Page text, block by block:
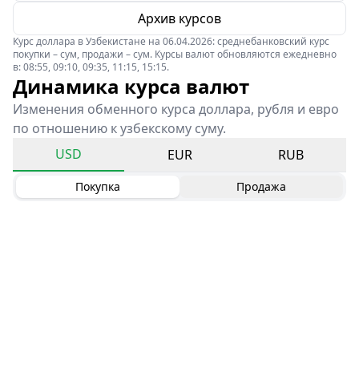
Архив курсов
Курс доллара в Узбекистане на 06.04.2026: среднебанковский курс
покупки – сум, продажи – сум. Курсы валют обновляются ежедневно
в: 08:55, 09:10, 09:35, 11:15, 15:15.
Динамика курса валют
Изменения обменного курса доллара, рубля и евро
по отношению к узбекскому суму.
USD
EUR RUB
Покупка Продажа